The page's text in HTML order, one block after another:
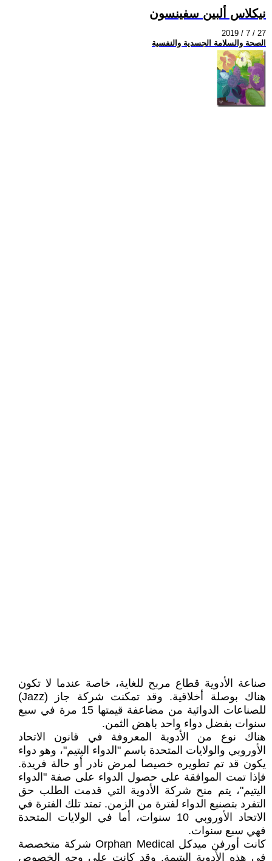
نيكلاس ألبين سفينسون
2019 / 7 / 27
الصحة والسلامة الجسدية والنفسية
صناعة الأدوية قطاع مربح للغاية، خاصة عندما لا تكون
هناك بوصلة أخلاقية. وقد تمكنت شركة جاز (Jazz)
للصناعات الدوائية من مضاعفة قيمتها 15 مرة في سبع
سنوات بفضل دواء واحد باهض الثمن.
هناك نوع من الأدوية المعروفة في قانون الاتحاد
الأوروبي والولايات المتحدة باسم "الدواء اليتيم"، وهو دواء
يكون قد تم تطويره خصيصا لمرض نادر أو حالة فريدة.
فإذا تمت الموافقة على حصول الدواء على صفة "الدواء
اليتيم"، يتم منح شركة الأدوية التي قدمت الطلب حق
التفرد بتصنيع الدواء لفترة من الزمن. تمتد تلك الفترة في
الاتحاد الأوروبي 10 سنوات، أما في الولايات المتحدة
فهي سبع سنوات.
كانت أورفن ميدكل Orphan Medical شركة متخصصة
في هذه الأدوية اليتيمة. وقد كانت على وجه الخصوص